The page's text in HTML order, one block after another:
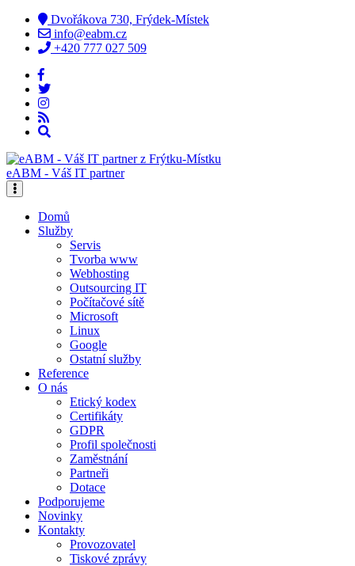
Dvořákova 730, Frýdek-Místek
info@eabm.cz
+420 777 027 509
eABM - Váš IT partner
Domů
Služby
Servis
Tvorba www
Webhosting
Outsourcing IT
Počítačové sítě
Microsoft
Linux
Google
Ostatní služby
Reference
O nás
Etický kodex
Certifikáty
GDPR
Profil společnosti
Zaměstnání
Partneři
Dotace
Podporujeme
Novinky
Kontakty
Provozovatel
Tiskové zprávy